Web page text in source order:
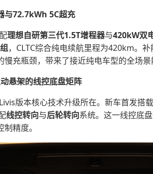
与72.7kWh 5C超充
理想自研第三代1.5T增程器与420kW双
，CLTC综合纯电续航里程为420km。
充瓶颈，带来了接近纯电车型的全场景
悬架的线控底盘矩阵
版本核心技术升级所在。新车首发搭
线控转向与后轮转向系统。这一线控底
精度。